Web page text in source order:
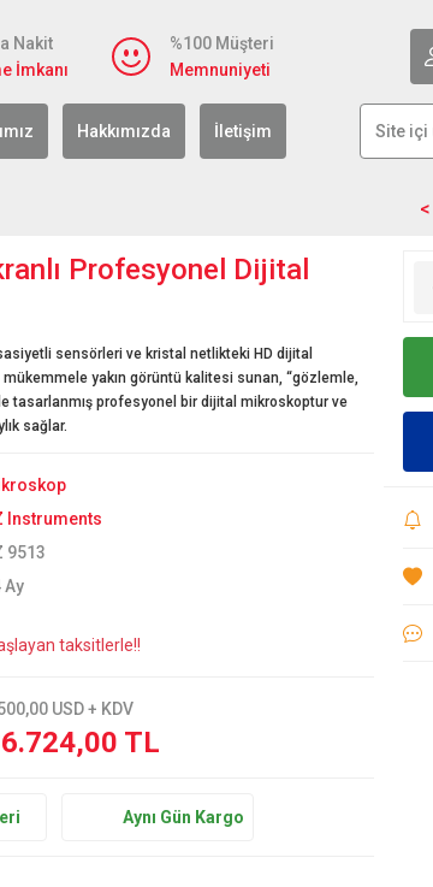
Nakit
İmkanı
%100 Müşteri
Memnuniyeti
Hakkımızda İletişim
Profesyonel Dijital
sensörleri ve kristal netlikteki HD dijital
yakın görüntü kalitesi sunan, “gözlemle,
tasarlanmış profesyonel bir dijital mikroskoptur ve
sağlar.
Instruments
9513
Ay
taksitlerle!!
USD + KDV
TL
Aynı Gün Kargo